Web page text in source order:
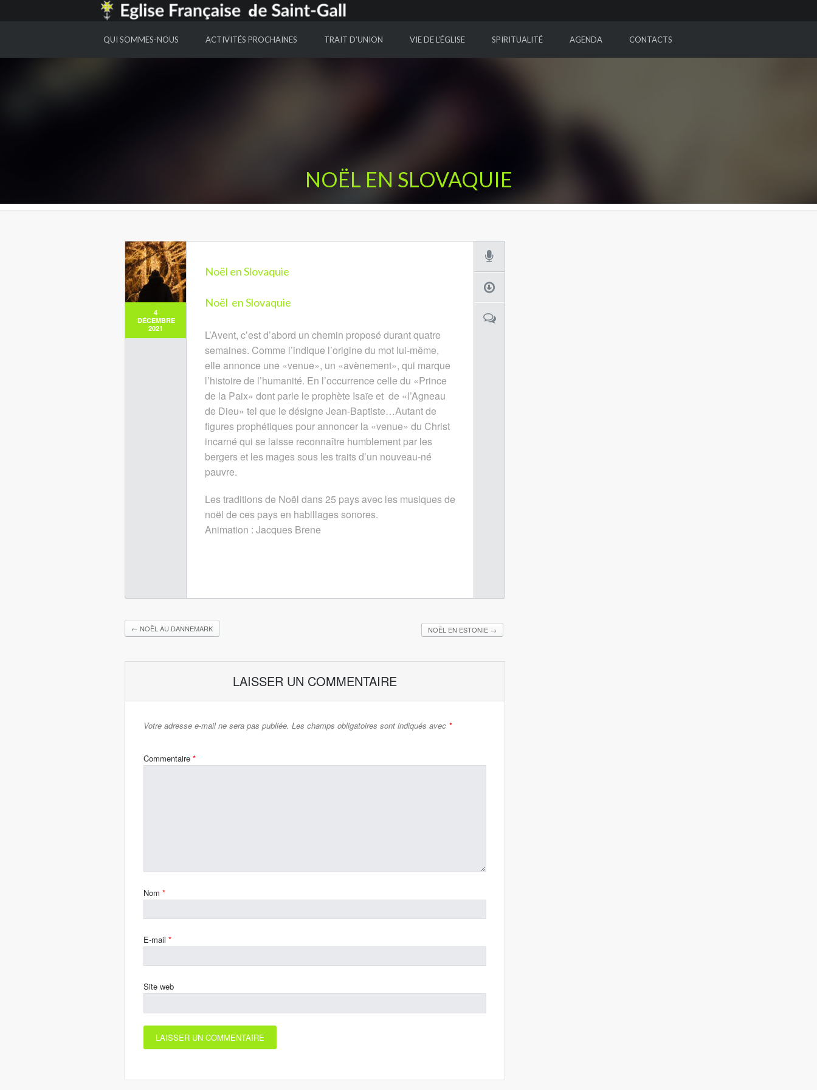
EGLISE FRANCAISE DE SAINT GALL
QUI SOMMES-NOUS ACTIVITÉS PROCHAINES TRAIT D’UNION VIE DE L’ÉGLISE SPIRITUALITÉ AGENDA CONTACTS
NOËL EN SLOVAQUIE
4
DÉCEMBRE
2021
Noël en Slovaquie
Noël en Slovaquie
L’Avent, c’est d’abord un chemin proposé durant quatre
semaines. Comme l’indique l’origine du mot lui-même,
elle annonce une «venue», un «avènement», qui marque
l’histoire de l’humanité. En l’occurrence celle du «Prince
de la Paix» dont parle le prophète Isaïe et de «l’Agneau
de Dieu» tel que le désigne Jean-Baptiste…Autant de
figures prophétiques pour annoncer la «venue» du Christ
incarné qui se laisse reconnaître humblement par les
bergers et les mages sous les traits d’un nouveau-né
pauvre.
Les traditions de Noël dans 25 pays avec les musiques de
noël de ces pays en habillages sonores.
Animation : Jacques Brene
← NOËL AU DANNEMARK NOËL EN ESTONIE →
LAISSER UN COMMENTAIRE
Votre adresse e-mail ne sera pas publiée. Les champs obligatoires sont indiqués avec *
Commentaire *
Nom *
E-mail *
Site web